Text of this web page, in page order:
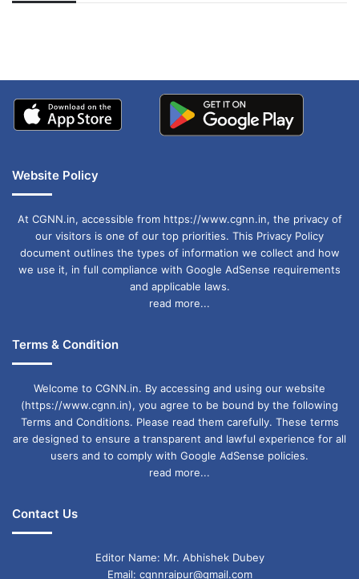
अपडेट
खाई में धक्का… आरोपियों ने
Website Policy
At CGNN.in, accessible from https://www.cgnn.in, the privacy of
our visitors is one of our top priorities. This Privacy Policy
document outlines the types of information we collect and how
we use it, in full compliance with Google AdSense requirements
and applicable laws.
read more...
Terms & Condition
Welcome to CGNN.in. By accessing and using our website
(https://www.cgnn.in), you agree to be bound by the following
Terms and Conditions. Please read them carefully. These terms
are designed to ensure a transparent and lawful experience for all
users and to comply with Google AdSense policies.
read more...
Contact Us
Editor Name: Mr. Abhishek Dubey
Email: cgnnraipur@gmail.com